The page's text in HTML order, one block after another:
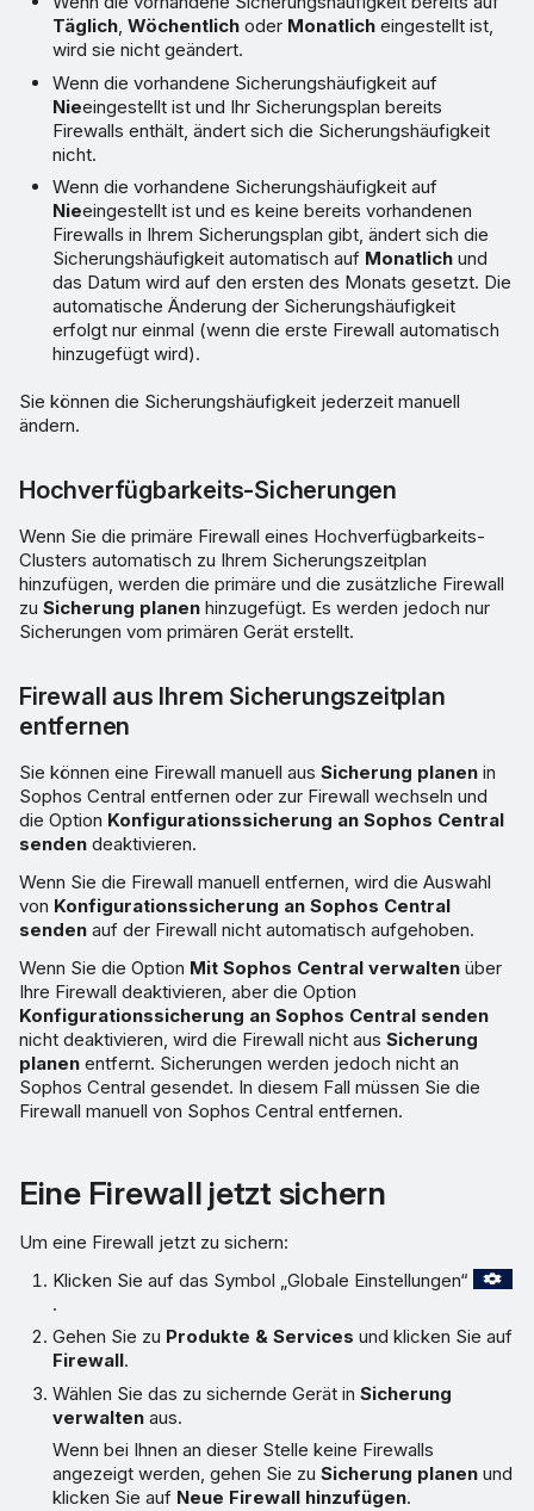
Täglich,Wöchentlich oder Monatlich eingestellt ist,
wird sie nicht geändert.
Wenn die vorhandene Sicherungshäufigkeit auf
Nieeingestellt ist und Ihr Sicherungsplan bereits
Firewalls enthält, ändert sich die Sicherungshäufigkeit
nicht.
Wenn die vorhandene Sicherungshäufigkeit auf
Nieeingestellt ist und es keine bereits vorhandenen
Firewalls in Ihrem Sicherungsplan gibt, ändert sich die
Sicherungshäufigkeit automatisch auf Monatlich und
das Datum wird auf den ersten des Monats gesetzt. Die
automatische Änderung der Sicherungshäufigkeit
erfolgt nur einmal (wenn die erste Firewall automatisch
hinzugefügt wird).
Sie können die Sicherungshäufigkeit jederzeit manuell
ändern.
Hochverfügbarkeits-Sicherungen
Wenn Sie die primäre Firewall eines Hochverfügbarkeits-
Clusters automatisch zu Ihrem Sicherungszeitplan
hinzufügen, werden die primäre und die zusätzliche Firewall
zu Sicherung planen hinzugefügt. Es werden jedoch nur
Sicherungen vom primären Gerät erstellt.
Firewall aus Ihrem Sicherungszeitplan
entfernen
Sie können eine Firewall manuell aus Sicherung planen in
Sophos Central entfernen oder zur Firewall wechseln und
die Option Konfigurationssicherung an Sophos Central
senden deaktivieren.
Wenn Sie die Firewall manuell entfernen, wird die Auswahl
von Konfigurationssicherung an Sophos Central
senden auf der Firewall nicht automatisch aufgehoben.
Wenn Sie die Option Mit Sophos Central verwalten über
Ihre Firewall deaktivieren, aber die Option
Konfigurationssicherung an Sophos Central senden
nicht deaktivieren, wird die Firewall nicht aus Sicherung
planen entfernt. Sicherungen werden jedoch nicht an
Sophos Central gesendet. In diesem Fall müssen Sie die
Firewall manuell von Sophos Central entfernen.
Eine Firewall jetzt sichern
Um eine Firewall jetzt zu sichern:
Klicken Sie auf das Symbol „Globale Einstellungen“
.
Gehen Sie zu Produkte & Services und klicken Sie auf
Firewall.
Wählen Sie das zu sichernde Gerät inSicherung
verwalten aus.
Wenn bei Ihnen an dieser Stelle keine Firewalls
angezeigt werden, gehen Sie zuSicherung planen und
klicken Sie auf Neue Firewall hinzufügen.